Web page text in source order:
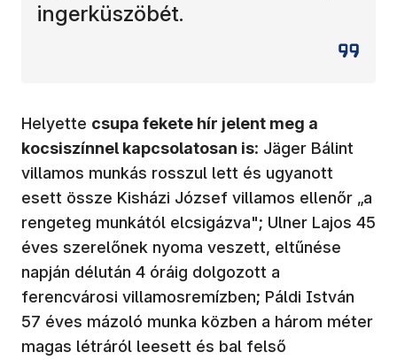
ingerküszöbét.
Helyette csupa fekete hír jelent meg a
kocsiszínnel kapcsolatosan is: Jäger Bálint
villamos munkás rosszul lett és ugyanott
esett össze Kisházi József villamos ellenőr „a
rengeteg munkától elcsigázva"; Ulner Lajos 45
éves szerelőnek nyoma veszett, eltűnése
napján délután 4 óráig dolgozott a
ferencvárosi villamosremízben; Páldi István
57 éves mázoló munka közben a három méter
magas létráról leesett és bal felső